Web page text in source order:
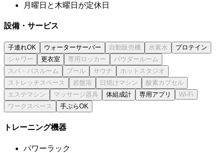
月曜日と木曜日が定休日
設備・サービス
子連れOK ウォーターサーバー
プロテイン
更衣室
体組成計
専用アプリ
手ぶらOK
トレーニング機器
パワーラック